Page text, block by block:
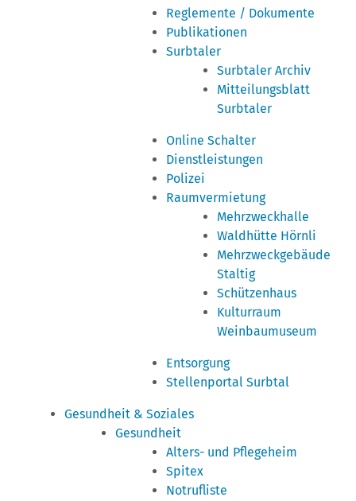
Reglemente / Dokumente
Publikationen
Surbtaler
Surbtaler Archiv
Mitteilungsblatt
Surbtaler
Online Schalter
Dienstleistungen
Polizei
Raumvermietung
Mehrzweckhalle
Waldhütte Hörnli
Mehrzweckgebäude
Staltig
Schützenhaus
Kulturraum
Weinbaumuseum
Entsorgung
Stellenportal Surbtal
Gesundheit & Soziales
Gesundheit
Alters- und Pflegeheim
Spitex
Notrufliste